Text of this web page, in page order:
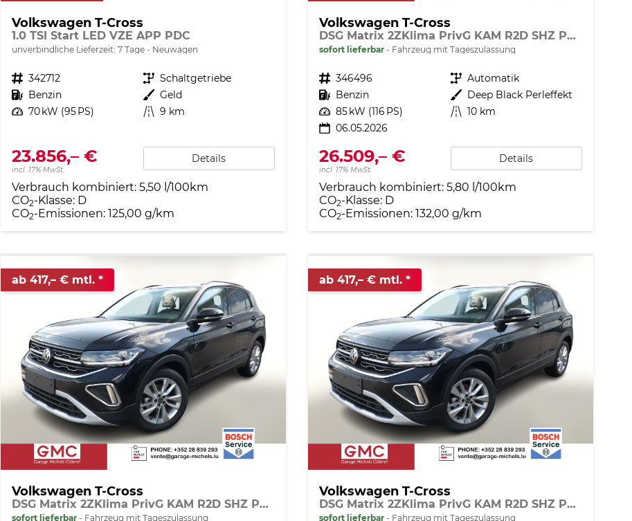
Volkswagen T-Cross
1.0 TSI Start LED VZE APP PDC
unverbindliche Lieferzeit: 7 Tage Neuwagen
Fahrzeugnr. 342712 Getriebe Schaltgetriebe
Kraftstoff Benzin Außenfarbe Geld
Leistung 70 kW (95 PS) Kilometerstand 9 km
23.856,– €
incl. 17% MwSt.
Details
Verbrauch kombiniert: 5,50 l/100km
CO2-Klasse: D
CO2-Emissionen: 125,00 g/km
Volkswagen T-Cross
DSG Matrix 2ZKlima PrivG KAM R2D SHZ PDC
sofort lieferbar Fahrzeug mit Tageszulassung
Fahrzeugnr. 346496 Getriebe Automatik
Kraftstoff Benzin Außenfarbe Deep Black Perleffekt
Leistung 85 kW (116 PS) Kilometerstand 10 km
06.05.2026
26.509,– €
incl. 17% MwSt.
Details
Verbrauch kombiniert: 5,80 l/100km
CO2-Klasse: D
CO2-Emissionen: 132,00 g/km
ab 417,– € mtl.
Volkswagen T-Cross
DSG Matrix 2ZKlima PrivG KAM R2D SHZ PDC
sofort lieferbar Fahrzeug mit Tageszulassung
ab 417,– € mtl.
Volkswagen T-Cross
DSG Matrix 2ZKlima PrivG KAM R2D SHZ PDC
sofort lieferbar Fahrzeug mit Tageszulassung